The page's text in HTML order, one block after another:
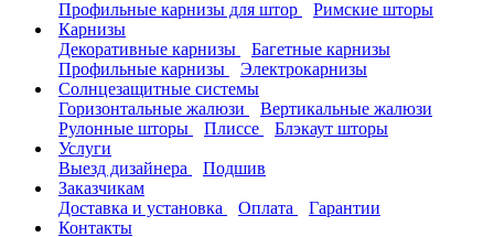
Профильные карнизы для штор
Римские шторы
Карнизы
Декоративные карнизы
Багетные карнизы
Профильные карнизы
Электрокарнизы
Солнцезащитные системы
Горизонтальные жалюзи
Вертикальные жалюзи
Рулонные шторы
Плиссе
Блэкаут шторы
Услуги
Выезд дизайнера
Подшив
Заказчикам
Доставка и установка
Оплата
Гарантии
Контакты